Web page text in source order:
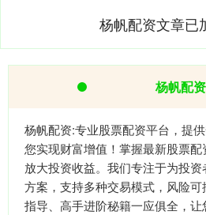
杨帆配资文章已
杨帆配资
杨帆配资:专业股票配资平台，提
您实现财富增值！掌握最新股票配
放大投资收益。我们专注于为投
方案，支持多种交易模式，风险
指导、高手进阶秘籍一应俱全，